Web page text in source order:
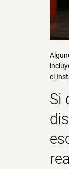
el
Si